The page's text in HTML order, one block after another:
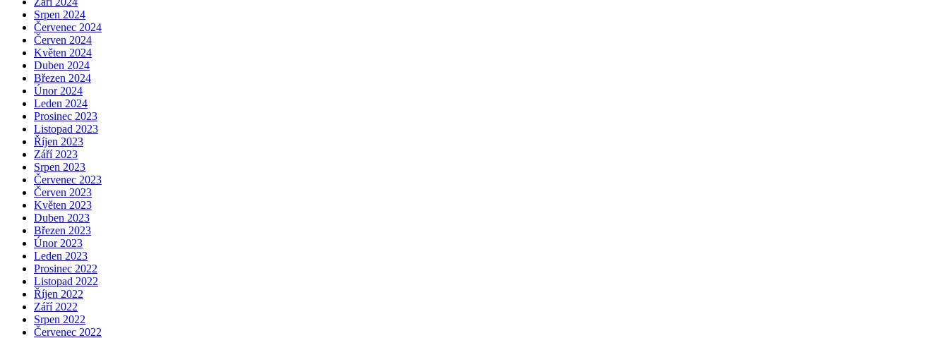
Srpen 2024
Červenec 2024
Červen 2024
Květen 2024
Duben 2024
Březen 2024
Únor 2024
Leden 2024
Prosinec 2023
Listopad 2023
Říjen 2023
Září 2023
Srpen 2023
Červenec 2023
Červen 2023
Květen 2023
Duben 2023
Březen 2023
Únor 2023
Leden 2023
Prosinec 2022
Listopad 2022
Říjen 2022
Září 2022
Srpen 2022
Červenec 2022